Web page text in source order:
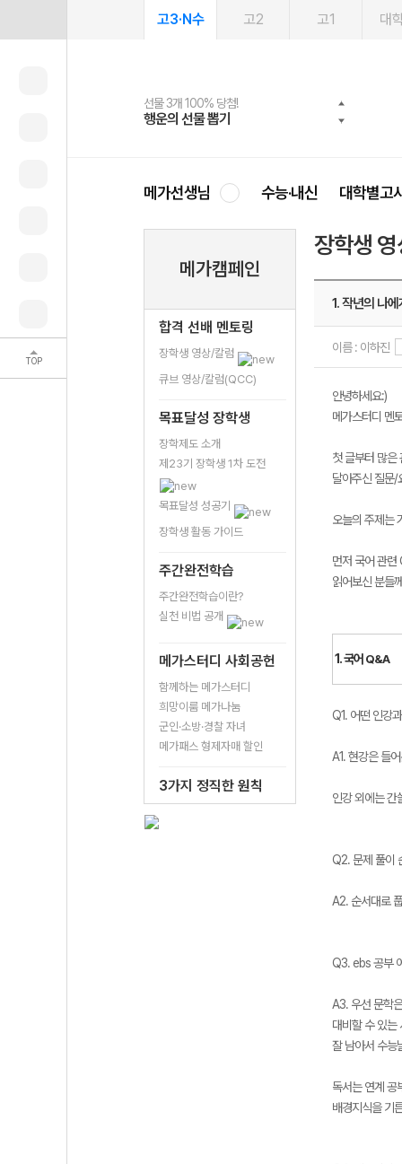
TOP
고3·N수 고2 고1 대
선물 3개 100% 당첨!
행운의 선물 뽑기
선물 100% 증정!
메가스터디 X 올리브
여름방학 스터디 캐시백
메가런 썸머스쿨
2027 러셀 단과
강사 공개선발
스마트러닝앱
설문 EVENT
메가패스
3일 무료 체험권
메가패스 수강생 무료혜택!
메가클럽 멤버십
사회공헌 캠페인
희망이룸 메가나눔
메가선생님 수능·내신 대학별고
메가캠페인
합격 선배 멘토링
장학생 영상/칼럼
큐브 영상/칼럼(QCC)
목표달성 장학생
장학제도 소개
제23기 장학생 1차 도전
목표달성 성공기
장학생 활동 가이드
주간완전학습
주간완전학습이란?
실천 비법 공개
메가스터디 사회공헌
함께하는 메가스터디
희망이룸 메가나눔
군인·소방·경찰 자녀
메가패스 형제자매 할인
3가지 정직한 원칙
장학생
1. 작년의 나에
이름 : 이하진
안녕하세요:)
메가스터디 멘
첫 글부터 많은
달아주신 질문/
오늘의 주제는
먼저 국어 관련
읽어보신 분들
1. 국어 Q&A
Q1. 어떤 인강
A1. 현강은 들
인강 외에는 간
Q2. 문제 풀이
A2. 순서대로
Q3. ebs 공부
A3. 우선 문학
대비할 수 있는
잘 남아서 수능
독서는 연계 공
배경지식을 기